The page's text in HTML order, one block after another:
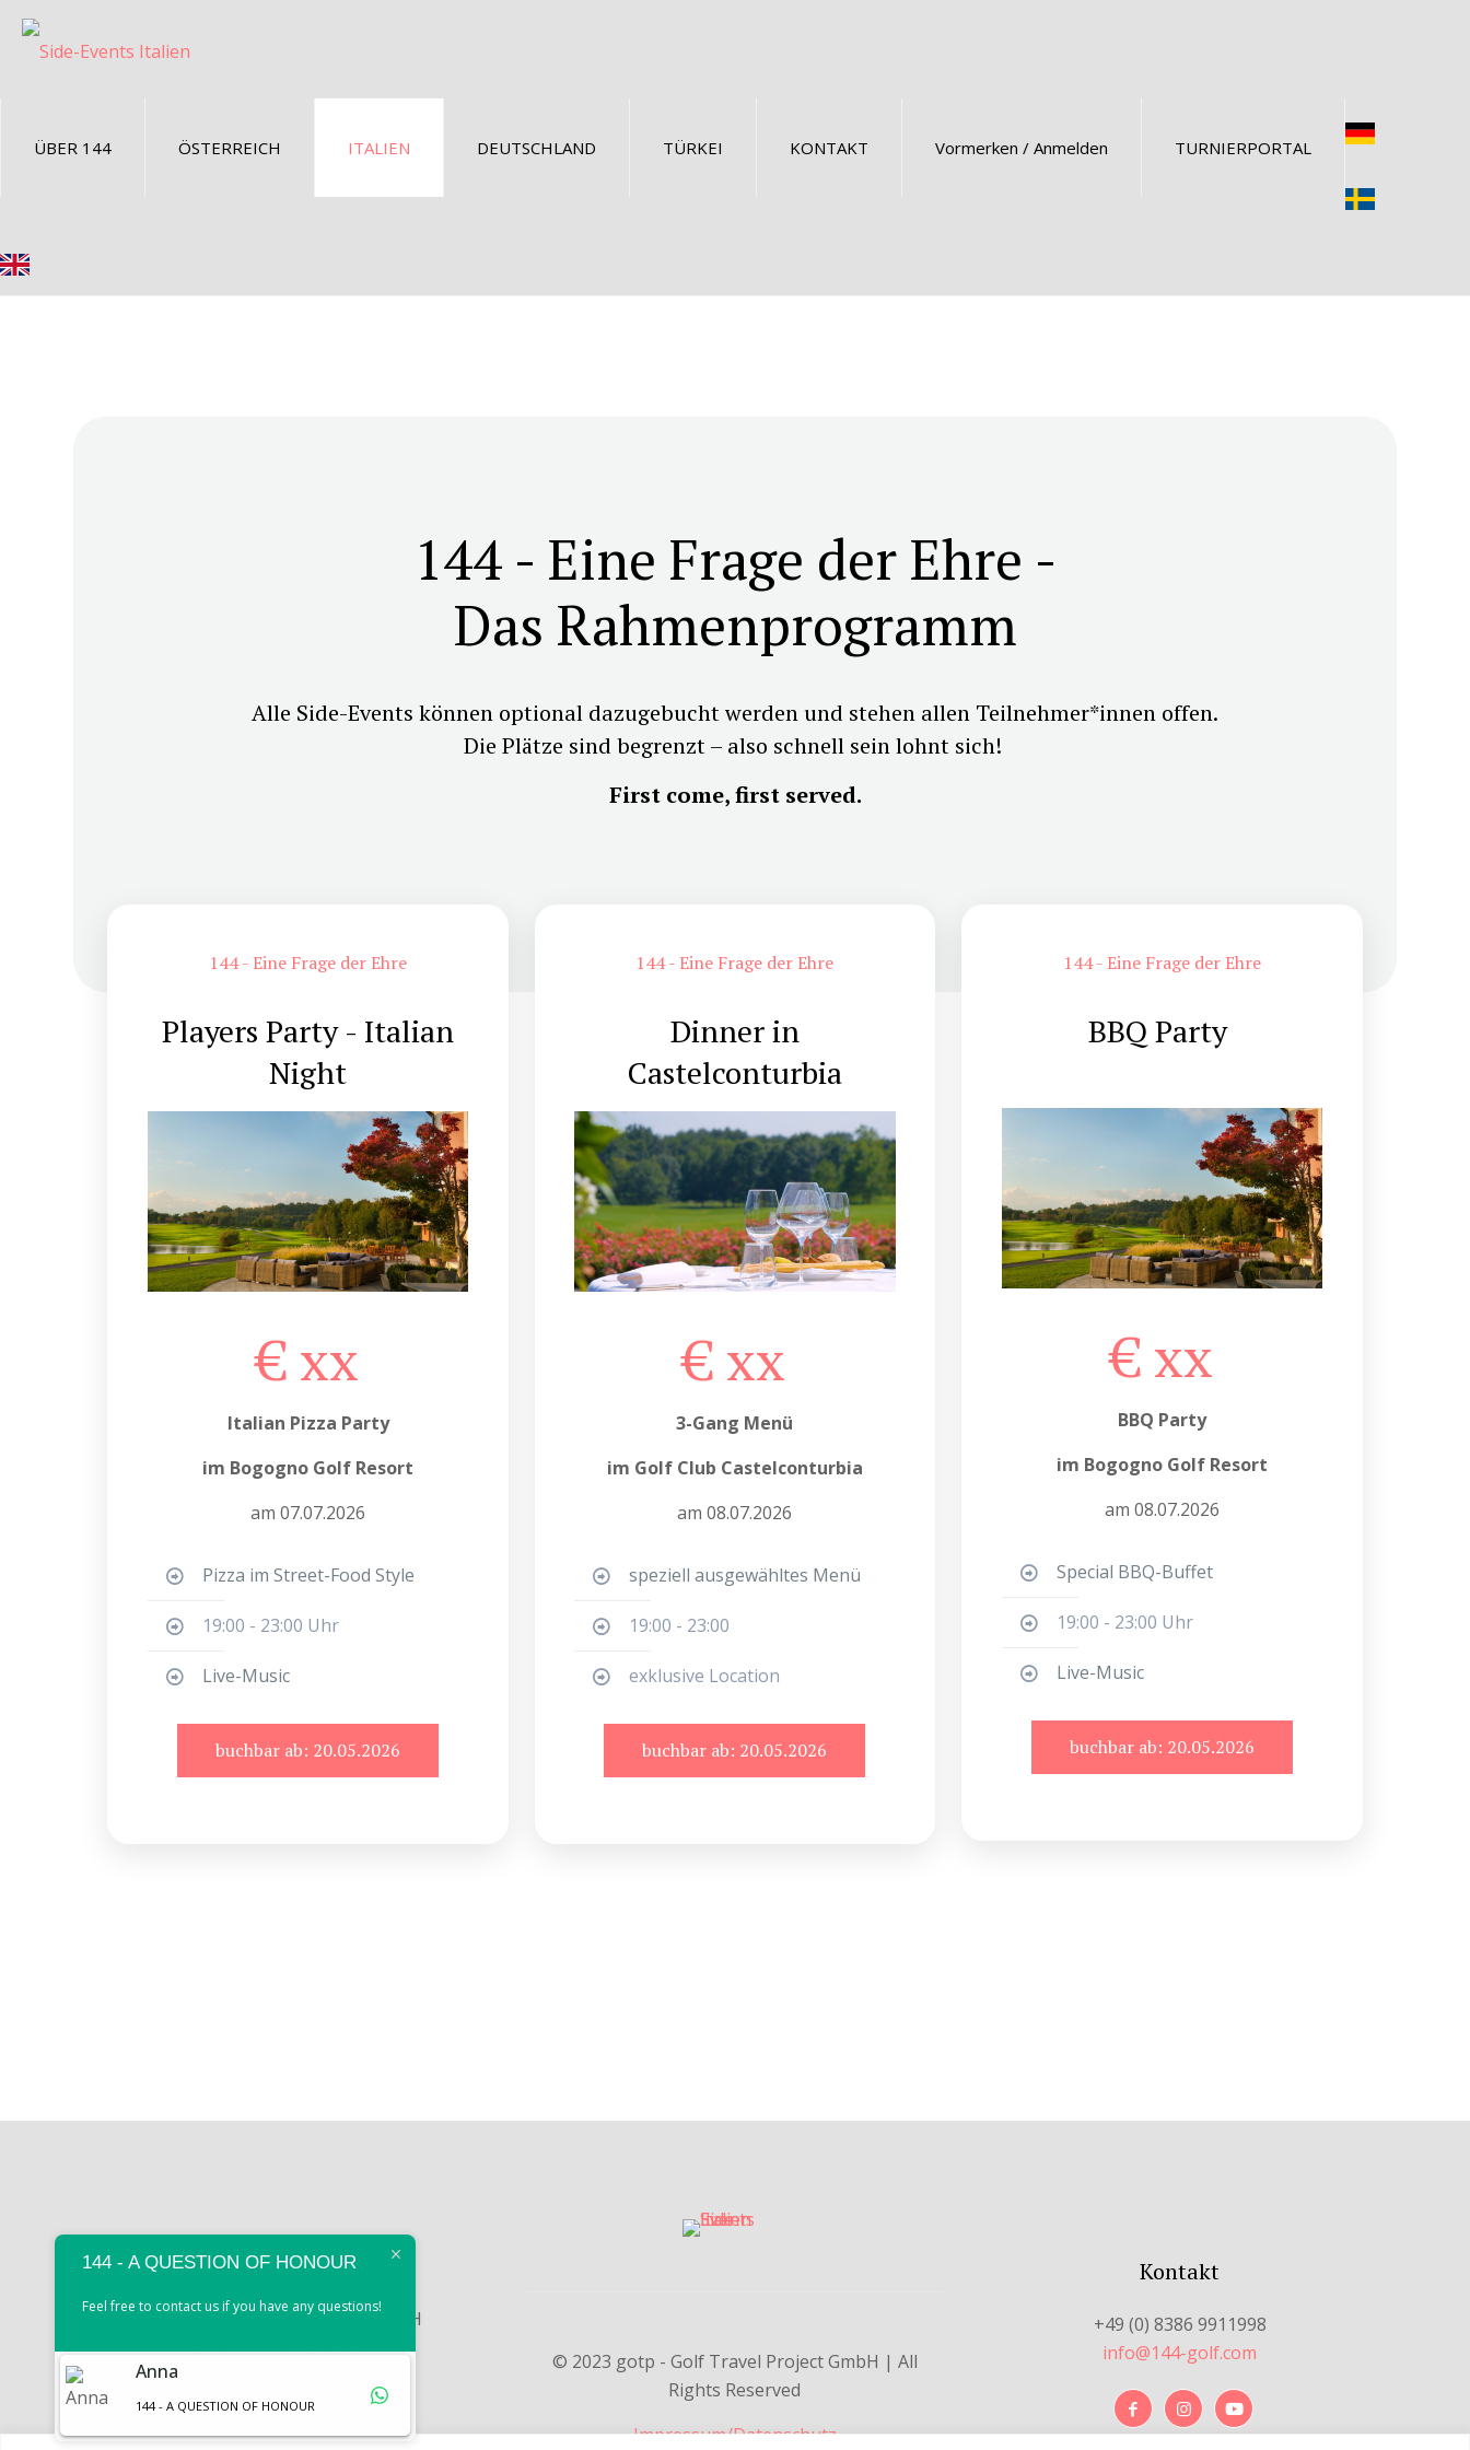
ÜBER 144 ÖSTERREICH ITALIEN DEUTSCHLAND TÜRKEI KONTAKT Vormerken / Anmelden TURNIERPORTAL
144 - Eine Frage der Ehre -
Das Rahmenprogramm
Alle Side-Events können optional dazugebucht werden und stehen allen Teilnehmer*innen offen.
Die Plätze sind begrenzt – also schnell sein lohnt sich!
First come, first served.
144 - Eine Frage der Ehre
Players Party - Italian
Night
€ xx
Italian Pizza Party
im Bogogno Golf Resort
am 07.07.2026
Pizza im Street-Food Style
19:00 - 23:00 Uhr
Live-Music
buchbar ab: 20.05.2026
144 - Eine Frage der Ehre
Dinner in
Castelconturbia
€ xx
3-Gang Menü
im Golf Club Castelconturbia
am 08.07.2026
speziell ausgewähltes Menü
19:00 - 23:00
exklusive Location
buchbar ab: 20.05.2026
144 - Eine Frage der Ehre
BBQ Party
€ xx
BBQ Party
im Bogogno Golf Resort
am 08.07.2026
Special BBQ-Buffet
19:00 - 23:00 Uhr
Live-Music
buchbar ab: 20.05.2026
Adresse
gotp - Golf Travel Project GmbH
Hugo-von-Koenigsegg-Str. 18
Deutschland
© 2023 gotp - Golf Travel Project GmbH | All
Rights Reserved
Impressum/Datenschutz
Kontakt
+49 (0) 8386 9911998
info@144-golf.com
144 - A QUESTION OF HONOUR
Feel free to contact us if you have any questions!
Anna
144 - A QUESTION OF HONOUR